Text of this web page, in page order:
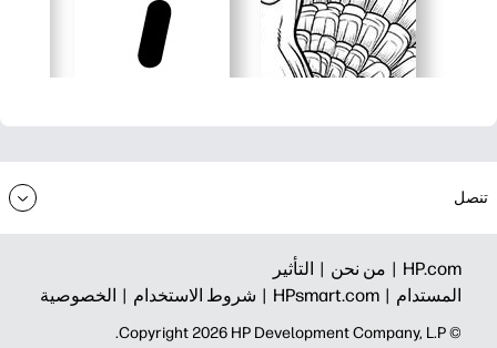
تنصل
HP.com | من نحن | التأثير
المستدام | HPsmart.com | شروط الاستخدام | الخصوصية
© Copyright 2026 HP Development Company, L.P.